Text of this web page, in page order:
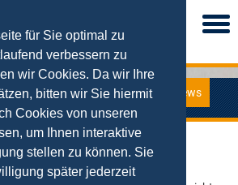
für Sie optimal zu
verbessern zu
wir Cookies. Da wir Ihre
bitten wir Sie hiermit
Cookies von unseren
um Ihnen interaktive
stellen zu können. Sie
später jederzeit
News
in Berlin